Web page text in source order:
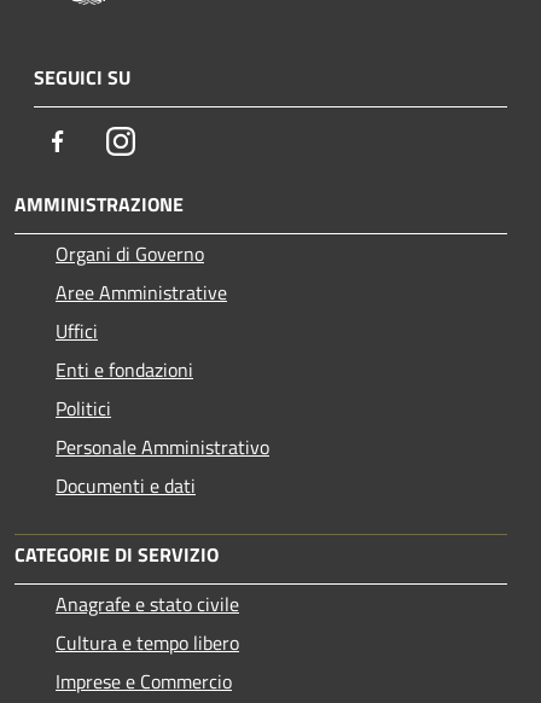
SEGUICI SU
FacebookInstagram
AMMINISTRAZIONE
Organi di Governo
Aree Amministrative
Uffici
Enti e fondazioni
Politici
Personale Amministrativo
Documenti e dati
CATEGORIE DI SERVIZIO
Anagrafe e stato civile
Cultura e tempo libero
Imprese e Commercio